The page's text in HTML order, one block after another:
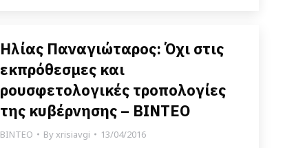
Ηλίας Παναγιώταρος: Όχι στις
εκπρόθεσμες και
ρουσφετολογικές τροπολογίες
της κυβέρνησης – ΒΙΝΤΕΟ
ΒΙΝΤΕΟ Byxrisiavgi 13/04/2016